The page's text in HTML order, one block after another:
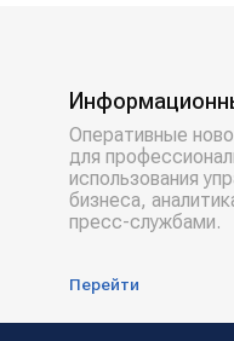
Оперативные
для
использования
бизнеса,
пресс-службами.
Перейти